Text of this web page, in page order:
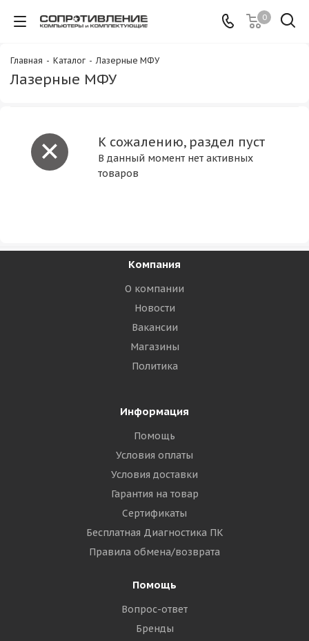
0
Главная - Каталог - Лазерные МФУ
Лазерные МФУ
К сожалению, раздел пуст
В данный момент нет активных
товаров
Компания
О компании
Новости
Вакансии
Магазины
Политика
Информация
Помощь
Условия оплаты
Условия доставки
Гарантия на товар
Сертификаты
Бесплатная Диагностика ПК
Правила обмена/возврата
Помощь
Вопрос-ответ
Бренды